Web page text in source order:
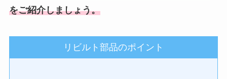
をご紹介しましょう。
リビルト部品のポイント